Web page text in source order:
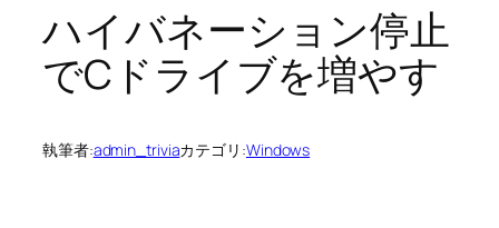
ハイバネーション停止
でCドライブを増やす
執筆者:admin_triviaカテゴリ:Windows